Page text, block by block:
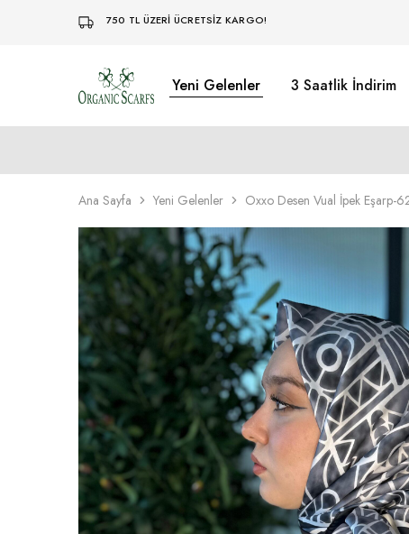
750 TL ÜZERİ ÜCRETSİZ KARGO!
Organikscarf Yeni Gelenler 3 Saatlik İndirim
Ana Sayfa Yeni Gelenler Oxxo Desen Vual İpek Eşarp-